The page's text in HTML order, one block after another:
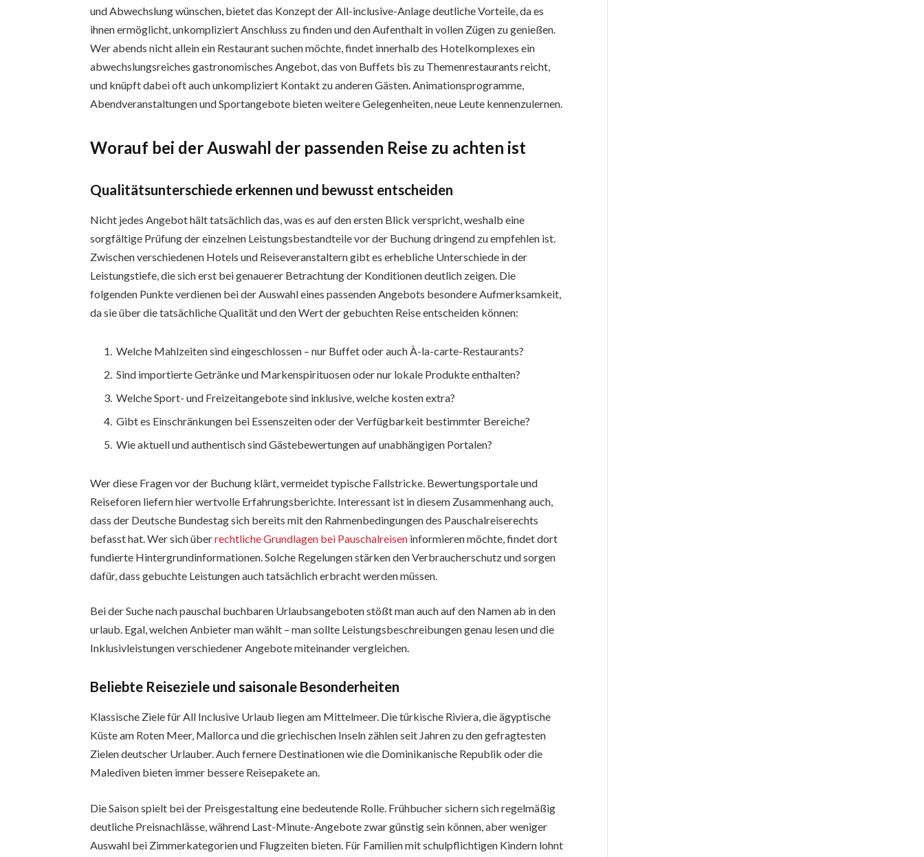
und Abwechslung wünschen, bietet das Konzept der All-inclusive-Anlage deutliche Vorteile, da es
ihnen ermöglicht, unkompliziert Anschluss zu finden und den Aufenthalt in vollen Zügen zu genießen.
Wer abends nicht allein ein Restaurant suchen möchte, findet innerhalb des Hotelkomplexes ein
abwechslungsreiches gastronomisches Angebot, das von Buffets bis zu Themenrestaurants reicht,
und knüpft dabei oft auch unkompliziert Kontakt zu anderen Gästen. Animationsprogramme,
Abendveranstaltungen und Sportangebote bieten weitere Gelegenheiten, neue Leute kennenzulernen.
Worauf bei der Auswahl der passenden Reise zu achten ist
Qualitätsunterschiede erkennen und bewusst entscheiden
Nicht jedes Angebot hält tatsächlich das, was es auf den ersten Blick verspricht, weshalb eine
sorgfältige Prüfung der einzelnen Leistungsbestandteile vor der Buchung dringend zu empfehlen ist.
Zwischen verschiedenen Hotels und Reiseveranstaltern gibt es erhebliche Unterschiede in der
Leistungstiefe, die sich erst bei genauerer Betrachtung der Konditionen deutlich zeigen. Die
folgenden Punkte verdienen bei der Auswahl eines passenden Angebots besondere Aufmerksamkeit,
da sie über die tatsächliche Qualität und den Wert der gebuchten Reise entscheiden können:
Welche Mahlzeiten sind eingeschlossen – nur Buffet oder auch À-la-carte-Restaurants?
Sind importierte Getränke und Markenspirituosen oder nur lokale Produkte enthalten?
Welche Sport- und Freizeitangebote sind inklusive, welche kosten extra?
Gibt es Einschränkungen bei Essenszeiten oder der Verfügbarkeit bestimmter Bereiche?
Wie aktuell und authentisch sind Gästebewertungen auf unabhängigen Portalen?
Wer diese Fragen vor der Buchung klärt, vermeidet typische Fallstricke. Bewertungsportale und
Reiseforen liefern hier wertvolle Erfahrungsberichte. Interessant ist in diesem Zusammenhang auch,
dass der Deutsche Bundestag sich bereits mit den Rahmenbedingungen des Pauschalreiserechts
befasst hat. Wer sich überrechtliche Grundlagen bei Pauschalreisen informieren möchte, findet dort
fundierte Hintergrundinformationen. Solche Regelungen stärken den Verbraucherschutz und sorgen
dafür, dass gebuchte Leistungen auch tatsächlich erbracht werden müssen.
Bei der Suche nach pauschal buchbaren Urlaubsangeboten stößt man auch auf den Namen ab in den
urlaub. Egal, welchen Anbieter man wählt – man sollte Leistungsbeschreibungen genau lesen und die
Inklusivleistungen verschiedener Angebote miteinander vergleichen.
Beliebte Reiseziele und saisonale Besonderheiten
Klassische Ziele für All Inclusive Urlaub liegen am Mittelmeer. Die türkische Riviera, die ägyptische
Küste am Roten Meer, Mallorca und die griechischen Inseln zählen seit Jahren zu den gefragtesten
Zielen deutscher Urlauber. Auch fernere Destinationen wie die Dominikanische Republik oder die
Malediven bieten immer bessere Reisepakete an.
Die Saison spielt bei der Preisgestaltung eine bedeutende Rolle. Frühbucher sichern sich regelmäßig
deutliche Preisnachlässe, während Last-Minute-Angebote zwar günstig sein können, aber weniger
Auswahl bei Zimmerkategorien und Flugzeiten bieten. Für Familien mit schulpflichtigen Kindern lohnt